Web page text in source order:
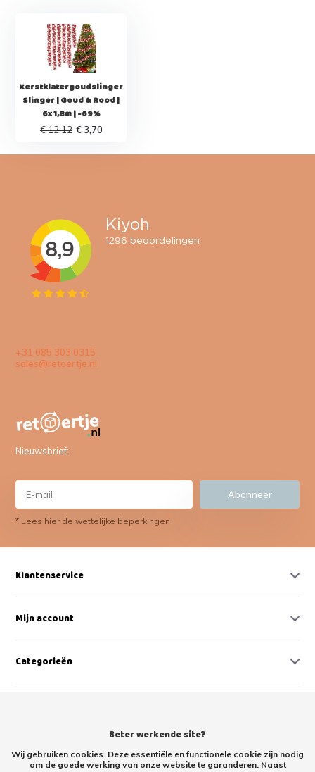
Kerstklatergoudslinger
Slinger | Goud & Rood |
6x 1,8m | -69%
€ 12,12 € 3,70
+31 085 303 0315
sales@retoertje.nl
Nieuwsbrief:
Abonneer
* Lees hier de wettelijke beperkingen
Klantenservice
Mijn account
Categorieën
Beter werkende site?
Wij gebruiken cookies. Deze essentiële en functionele cookie zijn nodig
om de goede werking van onze website te garanderen. Naast